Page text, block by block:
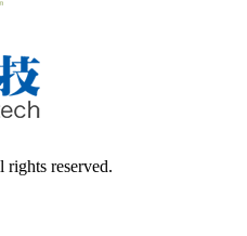
reserved.